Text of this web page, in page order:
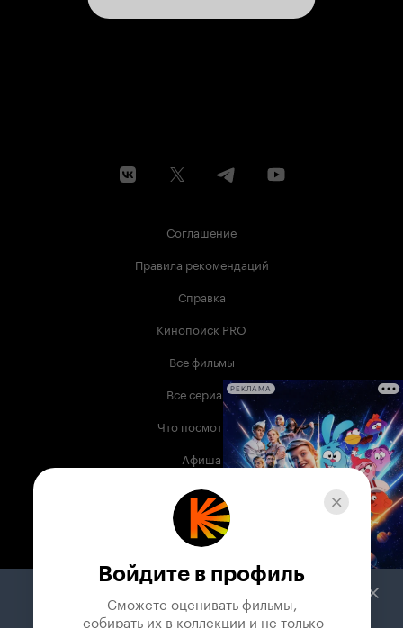
Соглашение
Правила рекомендаций
Справка
Кинопоиск PRO
Все фильмы
Все сериалы
Что посмотреть
Афиша
Музыка
Телепрограмма
Служба поддержки
РЕКЛАМА
Войдите в профиль
Сможете оценивать фильмы,
собирать их в коллекции и не только